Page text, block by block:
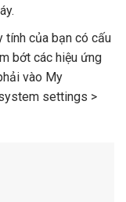
tính của bạn có cấu
bớt các hiệu ứng
vào My
settings >